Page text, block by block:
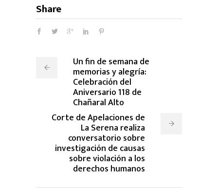
Share
Un fin de semana de
memorias y alegría:
Celebración del
Aniversario 118 de
Chañaral Alto
Corte de Apelaciones de
La Serena realiza
conversatorio sobre
investigación de causas
sobre violación a los
derechos humanos